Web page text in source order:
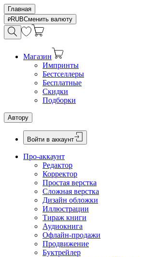
Главная
RUBСменить валюту
Магазин
Импринты
Бестселлеры
Бесплатные
Скидки
Подборки
Автору
Войти в аккаунт
Про-аккаунт
Редактор
Корректор
Простая верстка
Сложная верстка
Дизайн обложки
Иллюстрации
Тираж книги
Аудиокнига
Офлайн-продажи
Продвижение
Буктрейлер